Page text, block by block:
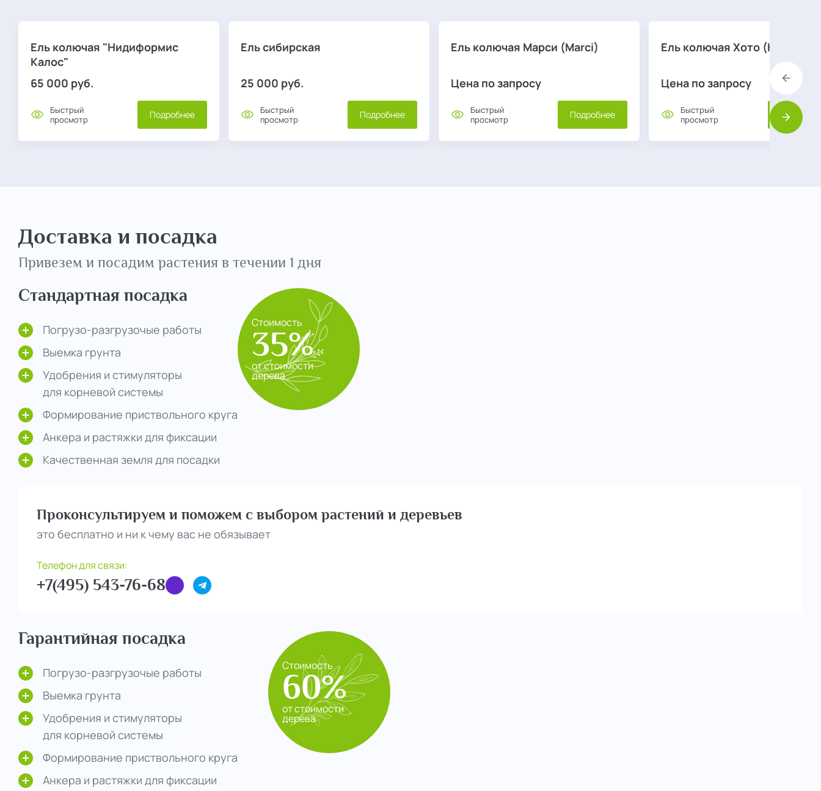
Ель колючая "Нидиформис
Калос"
65 000 руб.
Быстрый
просмотр
Подробнее
Ель сибирская
25 000 руб.
Быстрый
просмотр
Подробнее
Ель колючая Марси (Marci)
Цена по запросу
Быстрый
просмотр
Подробнее
Ель колючая Хото (Hoto)
Цена по запросу
Быстрый
просмотр
Назад
Вперед
Доставка и посадка
Привезем и посадим растения в течении 1 дня
Стандартная посадка
Погрузо-разгрузочые работы
Выемка грунта
Удобрения и стимуляторы
для корневой системы
Формирование приствольного круга
Анкера и растяжки для фиксации
Качественная земля для посадки
Стоимость
35%
от стоимости
дерева
Проконсультируем и поможем с выбором растений и деревьев
это бесплатно и ни к чему вас не обязывает
Телефон для связи:
+7(495) 543-76-68
Гарантийная посадка
Погрузо-разгрузочые работы
Выемка грунта
Удобрения и стимуляторы
для корневой системы
Формирование приствольного круга
Анкера и растяжки для фиксации
Стоимость
60%
от стоимости
дерева